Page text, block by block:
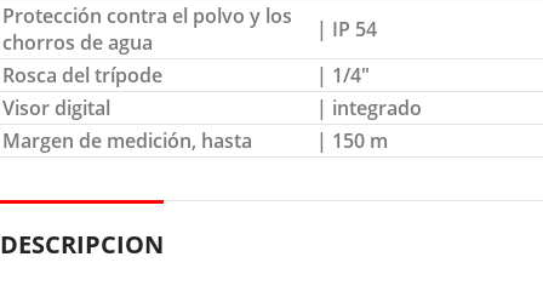
Protección contra el polvo y los
chorros de agua
| IP 54
Rosca del trípode
| 1/4″
Visor digital
| integrado
Margen de medición, hasta
| 150 m
DESCRIPCION